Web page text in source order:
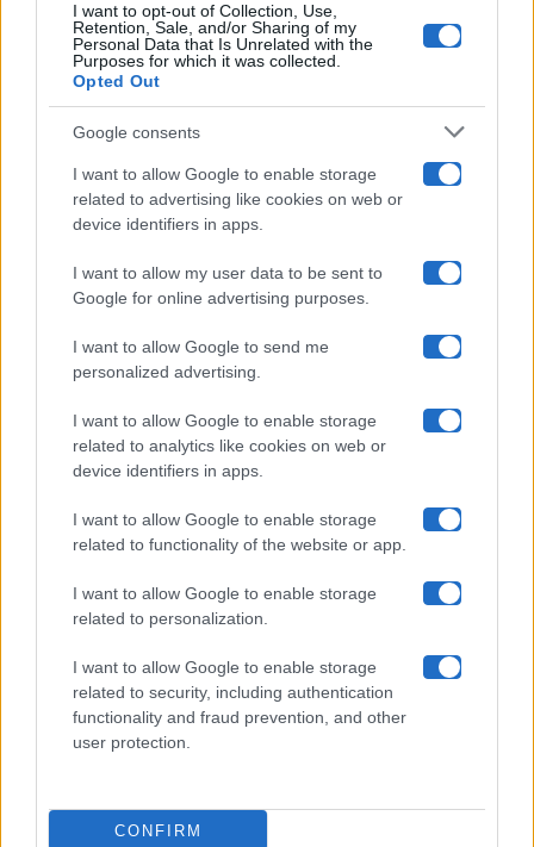
I want to opt-out of Collection, Use,
Retention, Sale, and/or Sharing of my
Personal Data that Is Unrelated with the
Purposes for which it was collected.
Opted Out
Google consents
I want to allow Google to enable storage
related to advertising like cookies on web or
device identifiers in apps.
I want to allow my user data to be sent to
Google for online advertising purposes.
I want to allow Google to send me
personalized advertising.
I want to allow Google to enable storage
related to analytics like cookies on web or
device identifiers in apps.
I want to allow Google to enable storage
related to functionality of the website or app.
I want to allow Google to enable storage
related to personalization.
I want to allow Google to enable storage
related to security, including authentication
functionality and fraud prevention, and other
user protection.
CONFIRM
Grande Fratello
Isola Dei Famosi
Uomini E Donne
Maste S.r.l.
Chi siamo
Collabora con noi
Contatti
Privacy Policy
Cookie Policy
Preferenze Privacy- Riproduzione riservata - Photo
Credits: Le immagini presenti in questo sito sono di